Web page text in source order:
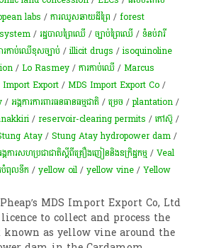
labs /ការ​ឈូស​ឆាយ​ដី​ព្រៃ​ /forest
/រដ្ឋបាលព្រៃឈើ /ច្បាប់​ព្រៃឈើ /ទំនប់វារី
រកាប់ឈើខុសច្បាប់ /illicit drugs /isoquinoline
/Lo Rasmey /ការកាប់ឈើ /Marcus
Import Export /MDS Import Export Co /
/អង្គការការពារ​ធនធាន​ធម្មជាតិ​ /ម្រេច​ /plantation /
/reservoir-clearing permits /កៅស៊ូ /
Atay /Stung Atay hydropower dam /
ការសហប្រជាជាតិស្តីពីគ្រឿងញៀននិងឧក្រិដ្ឋកម្ម /Veal
បំពុលទឹក /yellow oil /yellow vine /Yellow
MDS Import Export Co, Ltd
to collect and process the
as yellow vine around the